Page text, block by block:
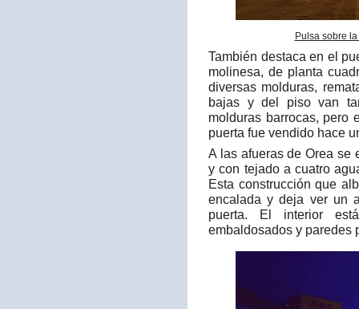
Pulsa sobre
También destaca en el
molinesa, de planta
diversas molduras,
bajas y del piso van
molduras barrocas, pero
puerta fue vendido hace
A las afueras de Orea se
y con tejado a cuatro
Esta construcción que
encalada y deja ver un
puerta. El interior
embaldosados y paredes